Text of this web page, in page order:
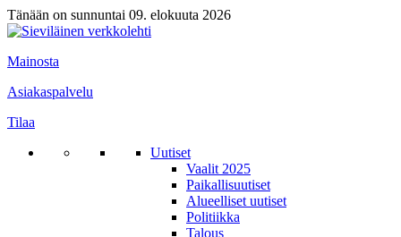
Tänään on sunnuntai 09. elokuuta 2026
Mainosta
Asiakaspalvelu
Tilaa
Uutiset
Vaalit 2025
Paikallisuutiset
Alueelliset uutiset
Politiikka
Talous